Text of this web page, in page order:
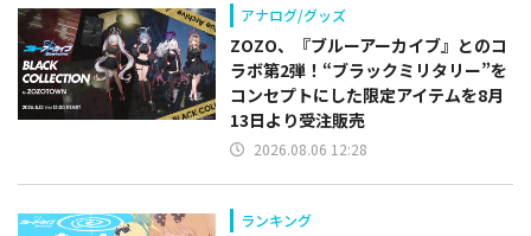
アナログ/グッズ
ZOZO、『ブルーアーカイブ』とのコ
ラボ第2弾！“ブラックミリタリー”を
コンセプトにした限定アイテムを8月
13日より受注販売
2026.08.06 12:28
ランキング